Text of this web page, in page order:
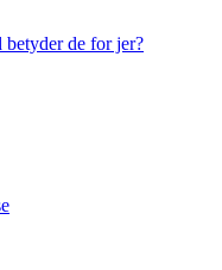
betyder de for jer?